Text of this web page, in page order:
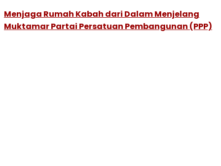
Menjaga Rumah Kabah dari Dalam Menjelang
Muktamar Partai Persatuan Pembangunan (PPP)